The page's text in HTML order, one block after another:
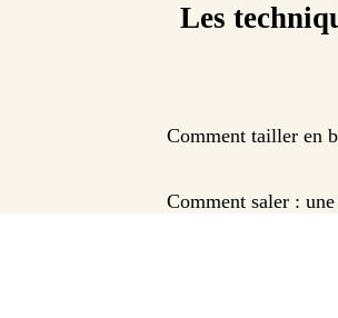
Les
Comment tailler en
Comment saler :